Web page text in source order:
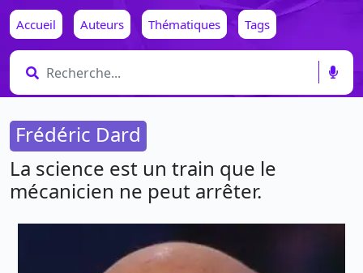
Accueil Auteurs Thématiques Tags
Frédéric Dard
La science est un train que le
mécanicien ne peut arrêter.